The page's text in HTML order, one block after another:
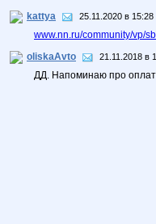
kattya 25.11.2020 в 15:28
www.nn.ru/community/vp/
oliskaAvto
21.11.2018 в
ДД. Напоминаю про